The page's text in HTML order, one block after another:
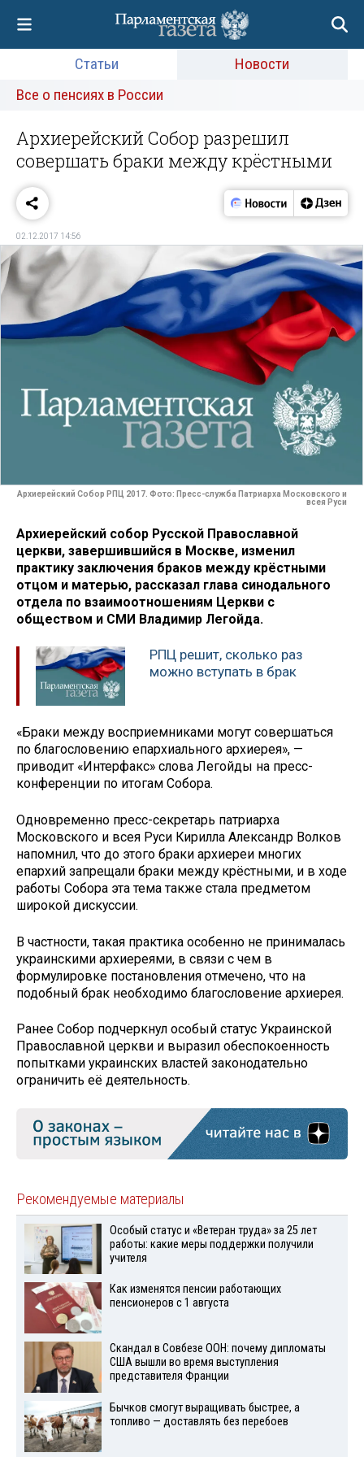
Статьи
Новости
Все о пенсиях в России
Архиерейский Собор разрешил
совершать браки между крёстными
02.12.2017 14:56
Архиерейский Собор РПЦ 2017. Фото: Пресс-служба Патриарха Московского и
всея Руси
Архиерейский собор Русской Православной
церкви, завершившийся в Москве, изменил
практику заключения браков между крёстными
отцом и матерью, рассказал глава синодального
отдела по взаимоотношениям Церкви с
обществом и СМИ Владимир Легойда.
РПЦ решит, сколько раз
можно вступать в брак
«Браки между восприемниками могут совершаться
по благословению епархиального архиерея», —
приводит «Интерфакс» слова Легойды на пресс-
конференции по итогам Собора.
Одновременно пресс-секретарь патриарха
Московского и всея Руси Кирилла Александр Волков
напомнил, что до этого браки архиереи многих
епархий запрещали браки между крёстными, и в ходе
работы Собора эта тема также стала предметом
широкой дискуссии.
В частности, такая практика особенно не принималась
украинскими архиереями, в связи с чем в
формулировке постановления отмечено, что на
подобный брак необходимо благословение архиерея.
Ранее Собор подчеркнул особый статус Украинской
Православной церкви и выразил обеспокоенность
попытками украинских властей законодательно
ограничить её деятельность.
Рекомендуемые материалы
Особый статус и «Ветеран труда» за 25 лет
работы: какие меры поддержки получили
учителя
Как изменятся пенсии работающих
пенсионеров с 1 августа
Скандал в Совбезе ООН: почему дипломаты
США вышли во время выступления
представителя Франции
Бычков смогут выращивать быстрее, а
топливо — доставлять без перебоев